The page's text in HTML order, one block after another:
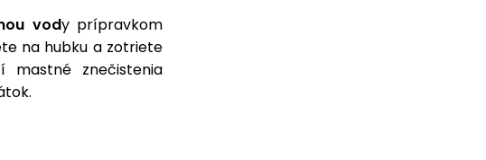
vody prípravkom
na hubku a zotriete
mastné znečistenia